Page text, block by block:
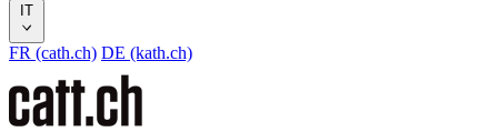
IT
FR (cath.ch) DE (kath.ch)